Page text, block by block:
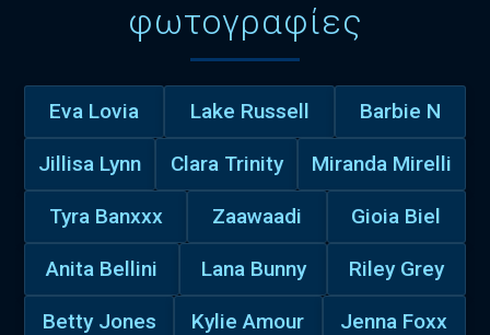
φωτογραφίες
Eva Lovia Lake Russell Barbie N
Jillisa Lynn Clara Trinity Miranda Mirelli
Tyra Banxxx Zaawaadi Gioia Biel
Anita Bellini Lana Bunny Riley Grey
Betty Jones Kylie Amour Jenna Foxx